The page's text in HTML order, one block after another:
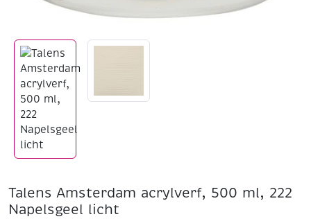
Talens Amsterdam acrylverf, 500 ml, 222
Napelsgeel licht